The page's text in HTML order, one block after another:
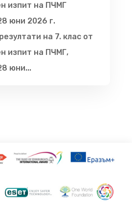
изпит на ПЧМГ
юни 2026 г.
на 7. клас от
изпит на ПЧМГ,
юни...